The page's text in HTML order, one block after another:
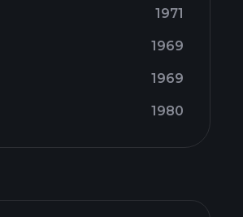
1971
1969
1969
1980